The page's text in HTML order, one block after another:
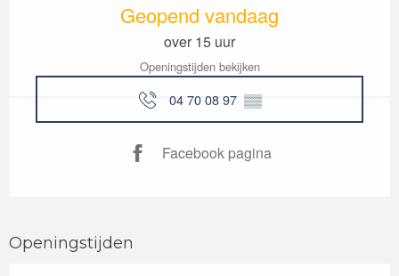
Geopend vandaag
over 15 uur
Openingstijden bekijken
04 70 08 97 ▒▒
Facebook pagina
Openingstijden